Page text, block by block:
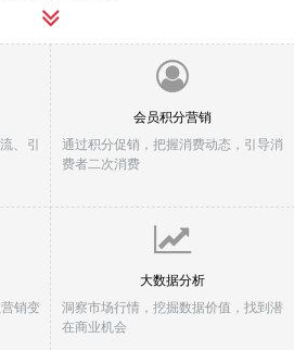
流、引
会员积分营销
通过积分促销，把握消费动态，引导消
费者二次消费
销变
大数据分析
洞察市场行情，挖掘数据价值，找到潜
在商业机会